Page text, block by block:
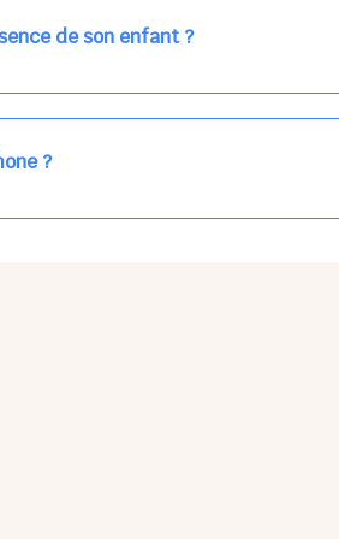
de son enfant ?
les plannings au mieux.
à l’avance.
?
Play car il s'agit d'une Web App,